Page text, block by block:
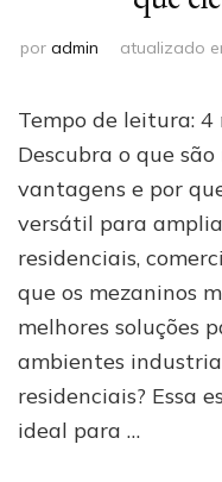
por admin atualizado
Tempo de leitura: 4
Descubra o que
vantagens e por
versátil para
residenciais,
que os mezaninos
melhores soluções
ambientes
residenciais? Essa
ideal para …